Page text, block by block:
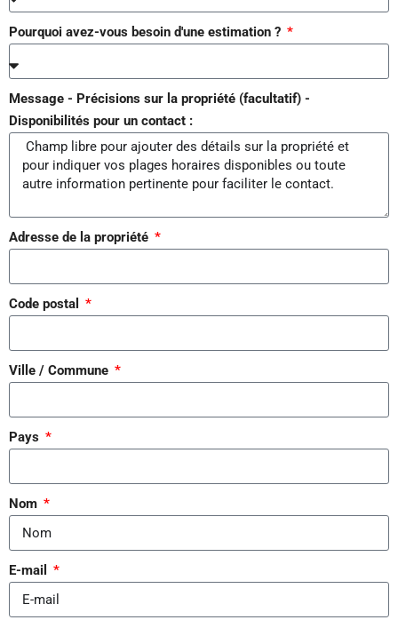
Pourquoi avez-vous besoin d'une estimation ?
Message - Précisions sur la propriété (facultatif) -
Disponibilités pour un contact :
Adresse de la propriété
Code postal
Ville / Commune
Pays
Nom
E-mail